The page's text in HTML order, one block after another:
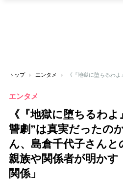
トップ エンタメ
エンタメ
《『地獄に堕ちるわ
讐劇”は真実だったの
ん、島倉千代子さん
親族や関係者が明かす
関係」